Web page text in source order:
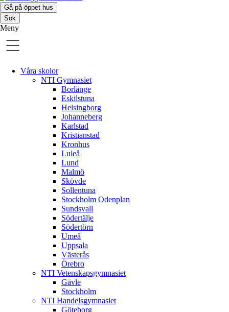
Gå på öppet hus
Sök
Meny
Våra skolor
NTI Gymnasiet
Borlänge
Eskilstuna
Helsingborg
Johanneberg
Karlstad
Kristianstad
Kronhus
Luleå
Lund
Malmö
Skövde
Sollentuna
Stockholm Odenplan
Sundsvall
Södertälje
Södertörn
Umeå
Uppsala
Västerås
Örebro
NTI Vetenskapsgymnasiet
Gävle
Stockholm
NTI Handelsgymnasiet
Göteborg